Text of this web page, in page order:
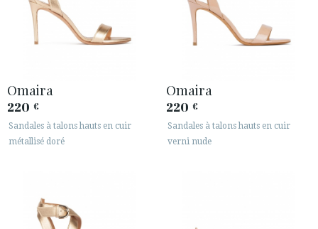
Omaira
220 €
Sandales à talons hauts en cuir
métallisé doré
Omaira
220 €
Sandales à talons hauts en cuir
verni nude